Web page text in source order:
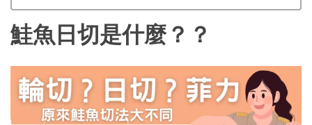
鮭魚日切是什麼？？